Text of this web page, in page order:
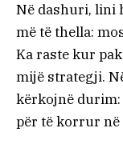
Në dashuri, lini
më të thella:
Ka raste kur
mijë strategji.
kërkojnë
për të korrur në